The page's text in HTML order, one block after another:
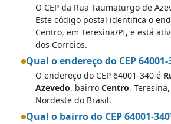
O CEP da Rua Taumaturgo de
Este código postal identifica o
Centro, em Teresina/PI, e está
dos Correios.
Qual o endereço do CEP 64001-
O endereço do CEP 64001-340 é
Azevedo, bairro Centro,
Nordeste do Brasil.
Qual o bairro do CEP 64001-